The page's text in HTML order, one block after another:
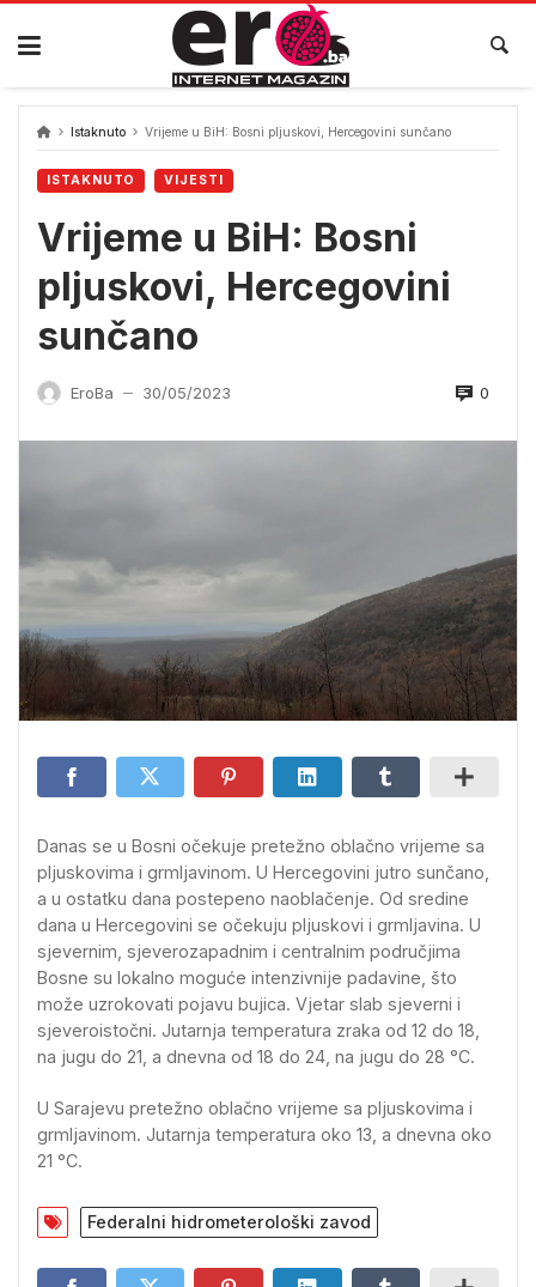
Skip
content
Istaknuto Vrijeme u BiH: Bosni pljuskovi, Hercegovini sunčano
ISTAKNUTO VIJESTI
Vrijeme u BiH: Bosni
pljuskovi, Hercegovini
sunčano
EroBa — 30/05/2023 0
Danas se u Bosni očekuje pretežno oblačno vrijeme sa
pljuskovima i grmljavinom. U Hercegovini jutro sunčano,
a u ostatku dana postepeno naoblačenje. Od sredine
dana u Hercegovini se očekuju pljuskovi i grmljavina. U
sjevernim, sjeverozapadnim i centralnim područjima
Bosne su lokalno moguće intenzivnije padavine, što
može uzrokovati pojavu bujica. Vjetar slab sjeverni i
sjeveroistočni. Jutarnja temperatura zraka od 12 do 18,
na jugu do 21, a dnevna od 18 do 24, na jugu do 28 °C.
U Sarajevu pretežno oblačno vrijeme sa pljuskovima i
grmljavinom. Jutarnja temperatura oko 13, a dnevna oko
21 °C.
Federalni hidrometerološki zavod